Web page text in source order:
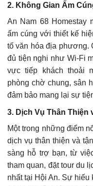
2. Không Gian Ấm
An Nam 68 Homestay
ấm cúng với thiết kế
tố văn hóa địa phương.
đủ tiện nghi như Wi-Fi
vực tiếp khách thoải
phòng chờ chung, sân
đảm bảo mang lại sự
3. Dịch Vụ Thân Thiện
Một trong những điểm
dịch vụ thân thiện và
sàng hỗ trợ bạn, từ
tham quan, đặt tour du
nhất tại Hội An. Sự hiếu